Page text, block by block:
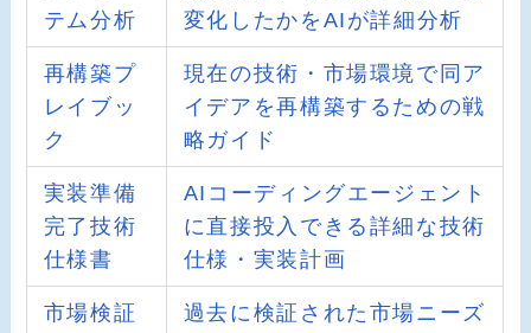
テム分析
変化したかをAIが詳細分析
再構築プ
レイブッ
ク
現在の技術・市場環境で同ア
イデアを再構築するための戦
略ガイド
実装準備
完了技術
仕様書
AIコーディングエージェント
に直接投入できる詳細な技術
仕様・実装計画
市場検証
過去に検証された市場ニーズ